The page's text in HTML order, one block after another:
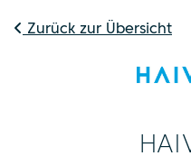
Zurück zur Übersicht